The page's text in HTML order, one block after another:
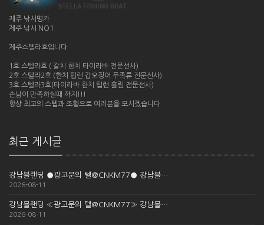
제주 낚시명가
제주 낚시 NO1
제주스텔라호입니다
1호 스텔라호 ( 갈치 한치 타이라바 전문선사)
2호 스텔라2호 (한치 팁런 갑오징어 두족류 전문선사)
3호 스텔라3호(타이라바 한치 팁런 흘림 전문선사)
손님이 만족하실때 까지!!!
항상 최고의 스텝과 조황으로 여러분을 모시겠습니다
최근 게시글
강남블랜딩 ●광고문의 텔@CNKM77● 강남블…
2026-08-11
강남블랜딩 «광고문의 텔@CNKM77» 강남블…
2026-08-11